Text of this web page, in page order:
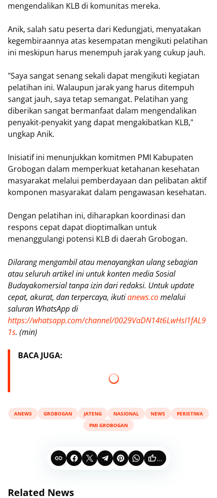
mengendalikan KLB di komunitas mereka.
Anik, salah satu peserta dari Kedungjati, menyatakan
kegembiraannya atas kesempatan mengikuti pelatihan
ini meskipun harus menempuh jarak yang cukup jauh.
"Saya sangat senang sekali dapat mengikuti kegiatan
pelatihan ini. Walaupun jarak yang harus ditempuh
sangat jauh, saya tetap semangat. Pelatihan yang
diberikan sangat bermanfaat dalam mengendalikan
penyakit-penyakit yang dapat mengakibatkan KLB,"
ungkap Anik.
Inisiatif ini menunjukkan komitmen PMI Kabupaten
Grobogan dalam memperkuat ketahanan kesehatan
masyarakat melalui pemberdayaan dan pelibatan aktif
komponen masyarakat dalam pengawasan kesehatan.
Dengan pelatihan ini, diharapkan koordinasi dan
respons cepat dapat dioptimalkan untuk
menanggulangi potensi KLB di daerah Grobogan.
Dilarang mengambil atau menayangkan ulang sebagian
atau seluruh artikel ini untuk konten media Sosial
Budayakomersial tanpa izin dari redaksi. Untuk update
cepat, akurat, dan terpercaya, ikutianews.comelalui
saluran WhatsApp di
https://whatsapp.com/channel/0029VaDN14t6LwHsI1fAL9
1s. (min)
BACA JUGA:
ANEWS GROBOGAN JATENG NASIONAL NEWS
PERISTIWA
PMI GROBOGAN
...
Related News